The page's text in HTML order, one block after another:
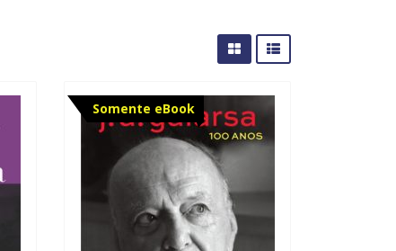
Somente eBook